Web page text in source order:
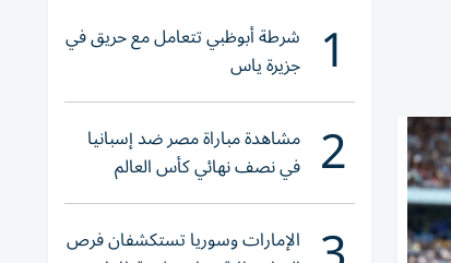
1 شرطة أبوظبي تتعامل مع حريق في
جزيرة ياس
2 مشاهدة مباراة مصر ضد إسبانيا
في نصف نهائي كأس العالم
لناشئات اليد 2026
الإمارات وسوريا تستكشفان فرص